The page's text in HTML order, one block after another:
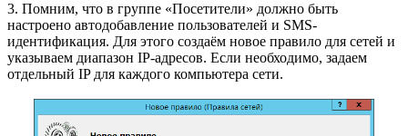
3. Помним, что в группе «Посетители» должно быть
настроено автодобавление пользователей и SMS-
идентификация. Для этого создаём новое правило для сетей и
указываем диапазон IP-адресов. Если необходимо, задаем
отдельный IP для каждого компьютера сети.